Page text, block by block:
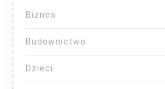
Biznes
Budownictwo
Dzieci